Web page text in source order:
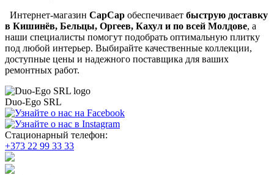
Интернет-магазин CapCap обеспечивает быструю доставку
в Кишинёв, Бельцы, Оргеев, Кахул и по всей Молдове, а
наши специалисты помогут подобрать оптимальную плитку
под любой интерьер. Выбирайте качественные коллекции,
доступные цены и надежного поставщика для ваших
ремонтных работ.
Duo-Ego SRL
Стационарный телефон:
+373 22 99 33 33